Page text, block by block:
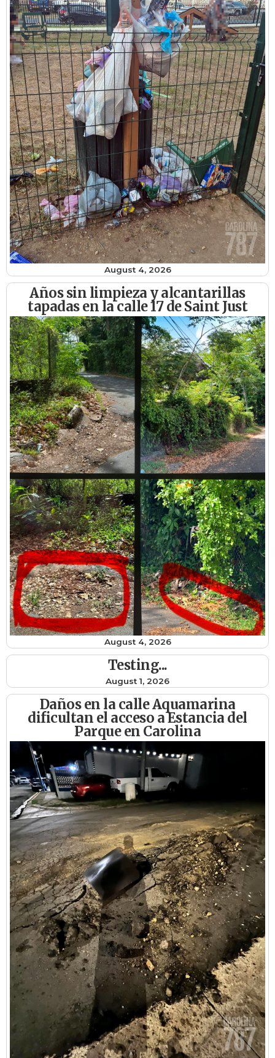
August 4, 2026
Años sin limpieza y alcantarillas
tapadas en la calle 17 de Saint Just
August 4, 2026
Testing...
August 1, 2026
Daños en la calle Aquamarina
dificultan el acceso a Estancia del
Parque en Carolina